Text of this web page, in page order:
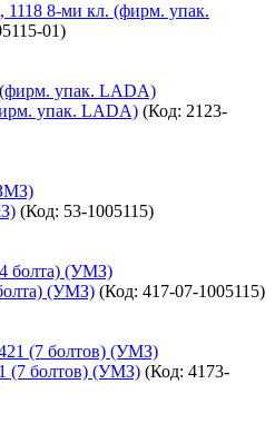
8-ми кл. (фирм. упак.
01)
упак. LADA) (Код: 2123-
(Код: 53-1005115)
(УМЗ) (Код: 417-07-1005115)
(7 болтов) (УМЗ) (Код: 4173-